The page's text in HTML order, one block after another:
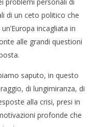
di un ceto politico che
incagliata in
alle grandi questioni
saputo, in questo
di lungimiranza, di
alla crisi, presi in
profonde che